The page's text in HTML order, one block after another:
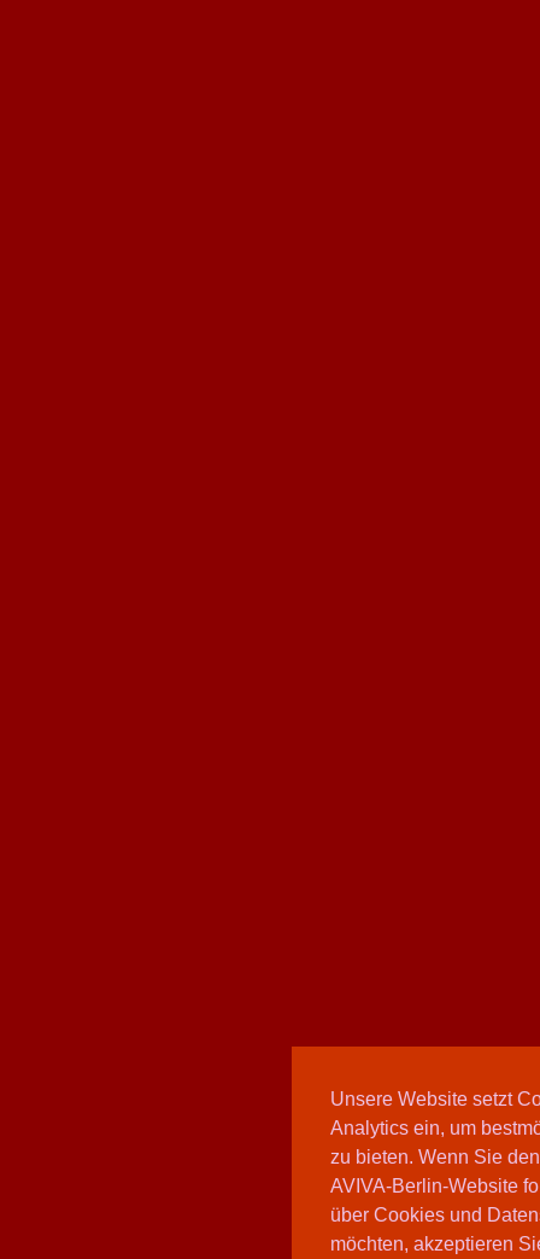
Unsere Website setzt
Analytics ein, um
zu bieten. Wenn Sie
AVIVA-Berlin-Website
über Cookies und
möchten, akzeptieren